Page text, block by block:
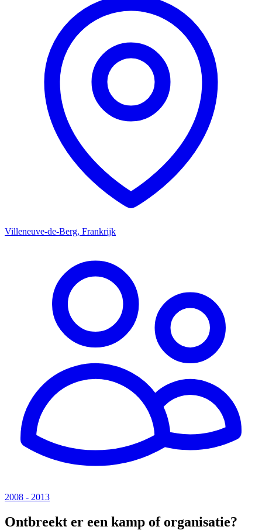
Villeneuve-de-Berg, Frankrijk
2008 - 2013
Ontbreekt er een kamp of organisatie?